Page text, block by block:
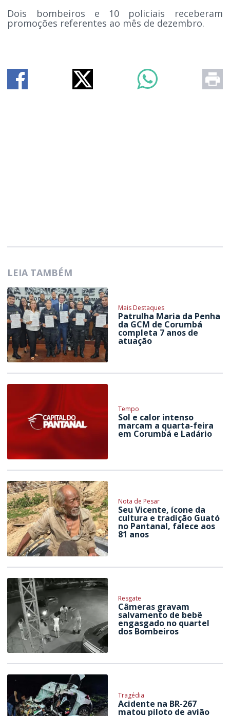
Dois bombeiros e 10 policiais receberam
promoções referentes ao mês de dezembro.
LEIA TAMBÉM
Mais Destaques
Patrulha Maria da Penha
da GCM de Corumbá
completa 7 anos de
atuação
Tempo
Sol e calor intenso
marcam a quarta-feira
em Corumbá e Ladário
Nota de Pesar
Seu Vicente, ícone da
cultura e tradição Guató
no Pantanal, falece aos
81 anos
Resgate
Câmeras gravam
salvamento de bebê
engasgado no quartel
dos Bombeiros
Tragédia
Acidente na BR-267
matou piloto de avião